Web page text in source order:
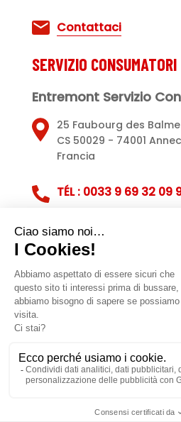
Contattaci
SERVIZIO CONSUMATORI
Entremont Servizio
25 Faubourg des
CS 50029 - 74001
Francia
TÉL : 0033 9 69 32 09
Servizio clienti
Note legali